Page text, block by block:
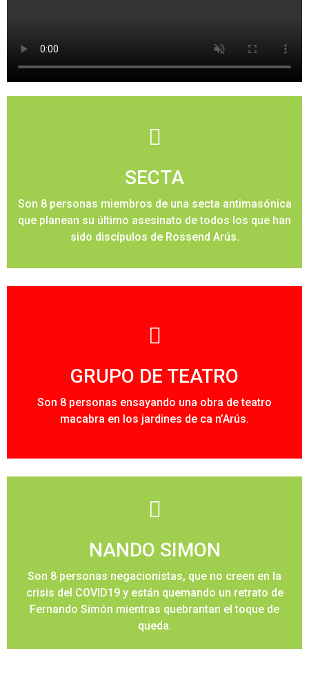
SECTA
Son 8 personas miembros de una secta antimasónica
que planean su último asesinato de todos los que han
sido discípulos de Rossend Arús.
¿SEGURO?
SI
GRUPO DE TEATRO
Son 8 personas ensayando una obra de teatro
macabra en los jardines de ca n’Arús.
¡QUE NO!
NANDO SIMON
Son 8 personas negacionistas, que no creen en la
crisis del COVID19 y están quemando un retrato de
Fernando Simón mientras quebrantan el toque de
queda.
¿SEGURO?